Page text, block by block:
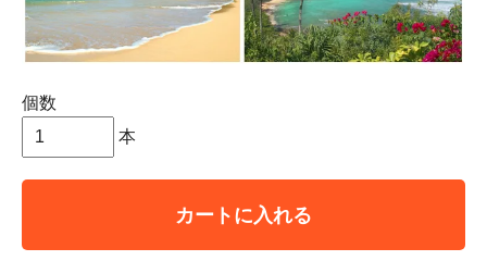
個数
本
カートに入れる